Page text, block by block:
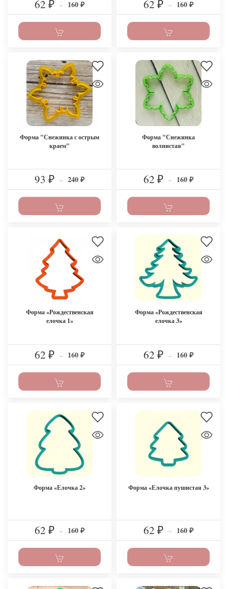
62 ₽ – 160 ₽ 62 ₽ – 160 ₽
Форма "Снежинка с острым
краем"
93 ₽ – 240 ₽
Форма "Снежинка
волнистая"
62 ₽ – 160 ₽
Форма «Рождественская
елочка 1»
62 ₽ – 160 ₽
Форма «Рождественская
елочка 3»
62 ₽ – 160 ₽
Форма «Елочка 2»
62 ₽ – 160 ₽
Форма «Елочка пушистая 3»
62 ₽ – 160 ₽